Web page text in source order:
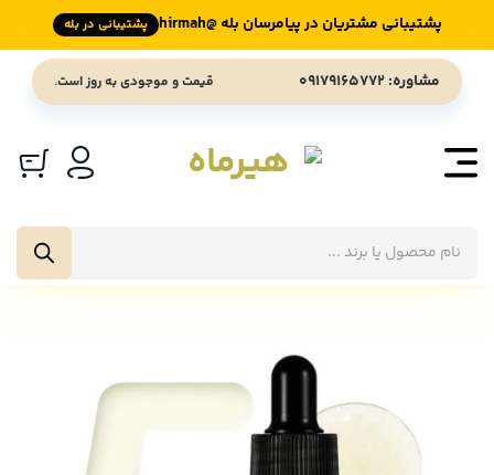
پشتیبانی مشتریان در پیامرسان بله @hirmah پشتیبانی در بله
مشاوره: 09179165772 قیمت و موجودی به روز است.
محصولات